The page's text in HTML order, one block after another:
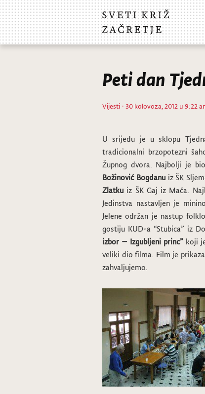
Peti dan
Vijesti · 30 kolovoza, 2012 u 9:22
U srijedu je u sklopu
tradicionalni brzopotezni
Župnog dvora. Najbolji je
Božinović Bogdanuiz ŠK
Zlatku iz ŠK Gaj iz Mača.
Jedinstva nastavljen je
Jelene održan je nastup
gostiju KUD-a “Stubica” iz
izbor – Izgubljeni princ” koji
veliki dio filma. Film je
zahvaljujemo.